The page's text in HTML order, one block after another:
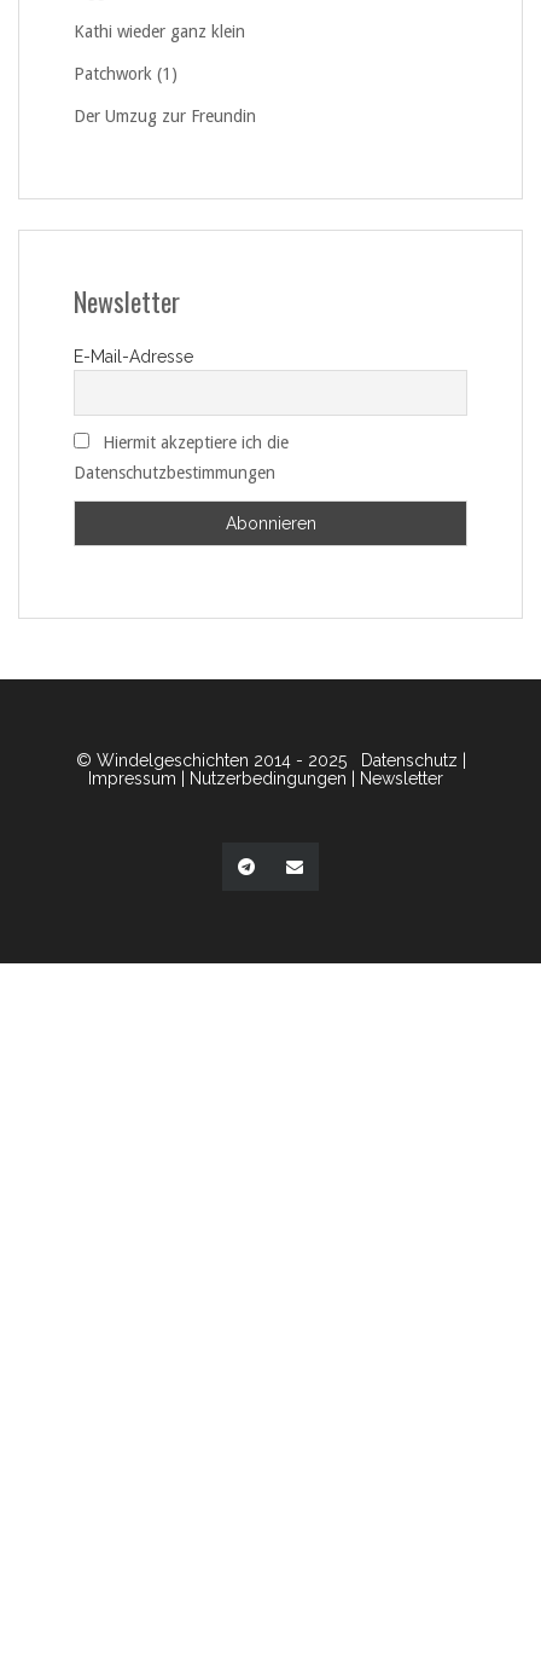
Kathi wieder ganz klein
Patchwork (1)
Der Umzug zur Freundin
Newsletter
E-Mail-Adresse
Hiermit akzeptiere ich die
Datenschutzbestimmungen
© Windelgeschichten 2014 - 2025 Datenschutz
Impressum
Nutzerbedingungen Newsletter